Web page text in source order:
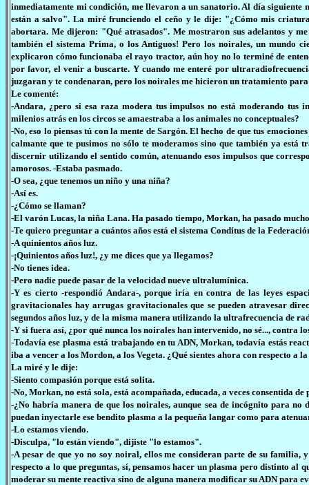
inmediatamente mi condición, me llevaron a un sanatorio. Al día
están a salvo". La miré frunciendo el ceño y le dije: "¿Cómo mis
abortara. Me dijeron: "Qué atrasados". Me mostraron sus adelantos y
también el sistema Prima, o los Antiguos! Pero los noirales, un mundo
explicaron cómo funcionaba el rayo tractor, aún hoy no lo terminé de
por favor, el venir a buscarte. Y cuando me enteré por
juzgaran y te condenaran, pero los noirales me hicieron un tratamiento
Le comenté:
-Andara, ¿pero si esa raza modera tus impulsos no está moderando tus
milenios atrás en los circos se amaestraba a los animales no conceptuales?
-No, eso lo piensas tú con la mente de Sargón. El hecho de que tus
calmante que te pusimos no sólo te moderamos sino que también ya está
discernir utilizando el sentido común, atenuando esos impulsos que
amorosos. -Estaba pasmado.
-O sea, ¿que tenemos un niño y una niña?
-Así es.
-¿Cómo se llaman?
-El varón Lucas, la niña Lana. Ha pasado tiempo, Morkan, ha pasado
-Te quiero preguntar a cuántos años está el sistema Conditus de la
-A quinientos años luz.
-¡Quinientos años luz!, ¿y me dices que ya llegamos?
-No tienes idea.
-Pero nadie puede pasar de la velocidad nueve ultralumínica.
-Y es cierto -respondió Andara-, porque iría en contra de las leyes
gravitacionales hay arrugas gravitacionales que se pueden atravesar
segundos años luz, y de la misma manera utilizando la ultrafrecuencia de
-Y si fuera así, ¿por qué nunca los noirales han intervenido, no sé...,
-Todavía ese plasma está trabajando en tu ADN, Morkan, todavía estás
iba a vencer a los Mordon, a los Vegeta. ¿Qué sientes ahora con respecto a
La miré y le dije:
-Siento compasión porque está solita.
-No, Morkan, no está sola, está acompañada, educada, a veces consentida
-¿No habría manera de que los noirales, aunque sea de incógnito para
puedan inyectarle ese bendito plasma a la pequeña langar como para
-Lo estamos viendo.
-Disculpa, "lo están viendo", dijiste "lo estamos".
-A pesar de que yo no soy noiral, ellos me consideran parte de su
respecto a lo que preguntas, sí, pensamos hacer un plasma pero distinto al
moderar su mente reactiva sino de alguna manera modificar su ADN para